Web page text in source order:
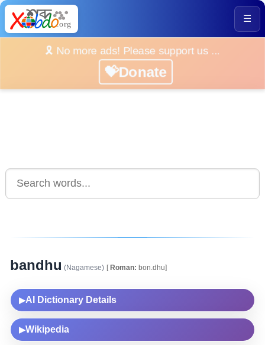
☰
🎗️ No more ads! Please support us ...
💝Donate
bandhu (Nagamese) [Roman: bon.dhu]
▶AI Dictionary Details
▶Wikipedia